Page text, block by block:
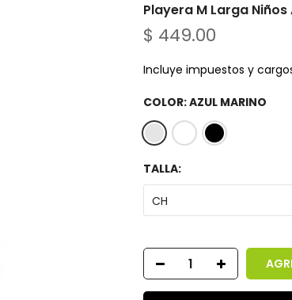
Playera M Larga
$ 449.00
Incluye impuestos y
COLOR:AZUL MARINO
TALLA:
CH